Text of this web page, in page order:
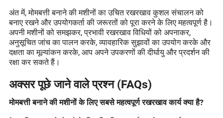
अंत में, मोमबत्ती बनाने की मशीनों का उचित रखरखाव कुशल संचालन को
बनाए रखने और उपयोगकर्ता की जरूरतों को पूरा करने के लिए महत्वपूर्ण है।
अपनी मशीनों को समझकर, प्रभावी रखरखाव विधियों को अपनाकर,
अनुसूचित जांच का पालन करके, व्यावहारिक सुझावों का उपयोग करके और
दक्षता का मूल्यांकन करके, आप अपने उपकरणों की दीर्घायु और प्रदर्शन की
रक्षा कर सकते हैं।
अक्सर पूछे जाने वाले प्रश्न (FAQs)
मोमबत्ती बनाने की मशीनों के लिए सबसे महत्वपूर्ण रखरखाव कार्य क्या है?